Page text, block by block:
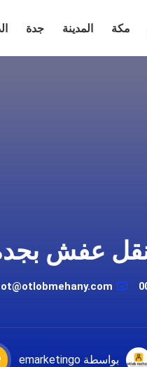
مكة المدينة جدة
نقل عفش
بواسطة emarketingo